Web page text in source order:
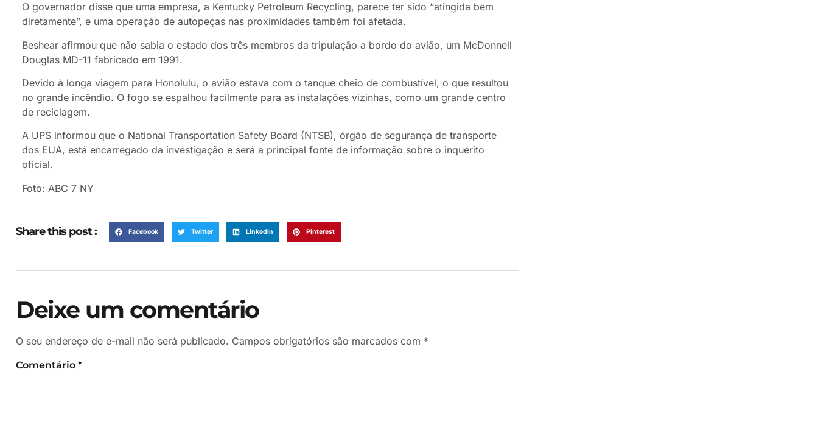
O governador disse que uma empresa, a Kentucky Petroleum Recycling, parece ter sido “atingida bem
diretamente”, e uma operação de autopeças nas proximidades também foi afetada.
Beshear afirmou que não sabia o estado dos três membros da tripulação a bordo do avião, um McDonnell
Douglas MD-11 fabricado em 1991.
Devido à longa viagem para Honolulu, o avião estava com o tanque cheio de combustível, o que resultou
no grande incêndio. O fogo se espalhou facilmente para as instalações vizinhas, como um grande centro
de reciclagem.
A UPS informou que o National Transportation Safety Board (NTSB), órgão de segurança de transporte
dos EUA, está encarregado da investigação e será a principal fonte de informação sobre o inquérito
oficial.
Foto: ABC 7 NY
Share this post : Facebook Twitter LinkedIn Pinterest
Deixe um comentário
O seu endereço de e-mail não será publicado. Campos obrigatórios são marcados com *
Comentário *